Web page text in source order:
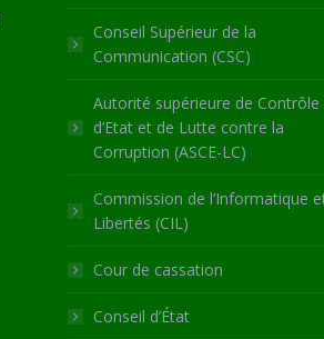
Conseil Supérieur de la
Communication (CSC)
Autorité supérieure de Contrôle
d’Etat et de Lutte contre la
Corruption (ASCE-LC)
Commission de l’Informatique
Libertés (CIL)
Cour de cassation
Conseil d’État